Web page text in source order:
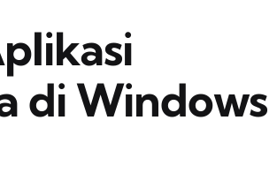
di Windows